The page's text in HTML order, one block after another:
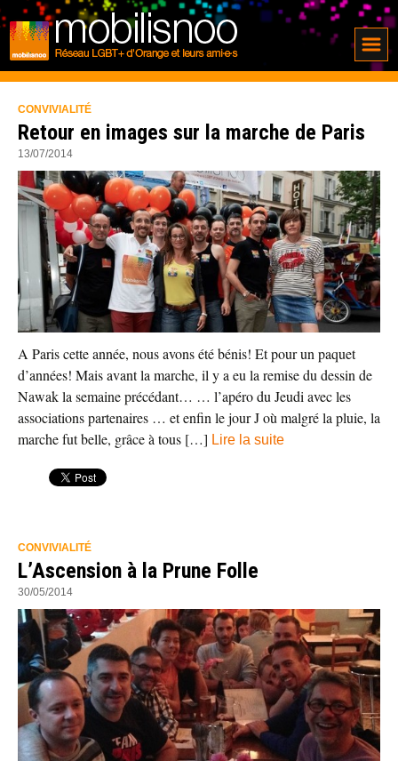
CONVIVIALITÉ
Retour en images sur la marche de Paris
13/07/2014
A Paris cette année, nous avons été bénis! Et pour un paquet
d’années! Mais avant la marche, il y a eu la remise du dessin de
Nawak la semaine précédant… … l’apéro du Jeudi avec les
associations partenaires … et enfin le jour J où malgré la pluie, la
marche fut belle, grâce à tous […] Lire la suite
CONVIVIALITÉ
L’Ascension à la Prune Folle
30/05/2014